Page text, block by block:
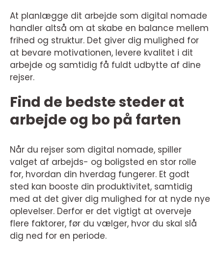
At planlægge dit arbejde som digital nomade
handler altså om at skabe en balance mellem
frihed og struktur. Det giver dig mulighed for
at bevare motivationen, levere kvalitet i dit
arbejde og samtidig få fuldt udbytte af dine
rejser.
Find de bedste steder at
arbejde og bo på farten
Når du rejser som digital nomade, spiller
valget af arbejds- og boligsted en stor rolle
for, hvordan din hverdag fungerer. Et godt
sted kan booste din produktivitet, samtidig
med at det giver dig mulighed for at nyde nye
oplevelser. Derfor er det vigtigt at overveje
flere faktorer, før du vælger, hvor du skal slå
dig ned for en periode.